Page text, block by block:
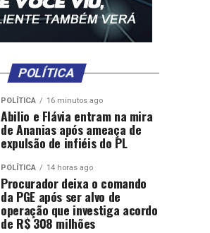
POLÍTICA
POLÍTICA 16 minutos ago
Abilio e Flávia entram na mira
de Ananias após ameaça de
expulsão de infiéis do PL
POLÍTICA 14 horas ago
Procurador deixa o comando
da PGE após ser alvo de
operação que investiga acordo
de R$ 308 milhões